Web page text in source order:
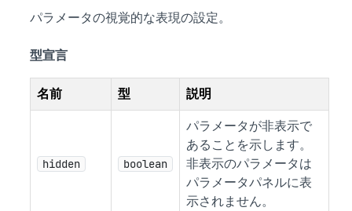
パラメータの視覚的な表現の設定。
型宣言
名前 型 説明
hidden boolean
パラメータが非表示で
あることを示します。
非表示のパラメータは
パラメータパネルに表
示されません。